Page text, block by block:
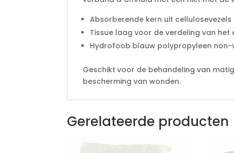
Absorberende kern uit cellulosevezels
Tissue laag voor de verdeling van het
Hydrofoob blauw polypropyleen
Geschikt voor de behandeling van
bescherming van wonden.
Gerelateerde producten